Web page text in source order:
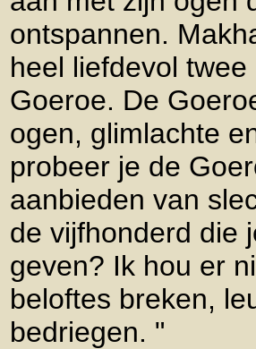
ontspannen.
heel liefdevol
Goeroe. De
ogen, glimlachte
probeer je de
aanbieden van
de vijfhonderd die
geven? Ik hou er
beloftes breken,
bedriegen. "